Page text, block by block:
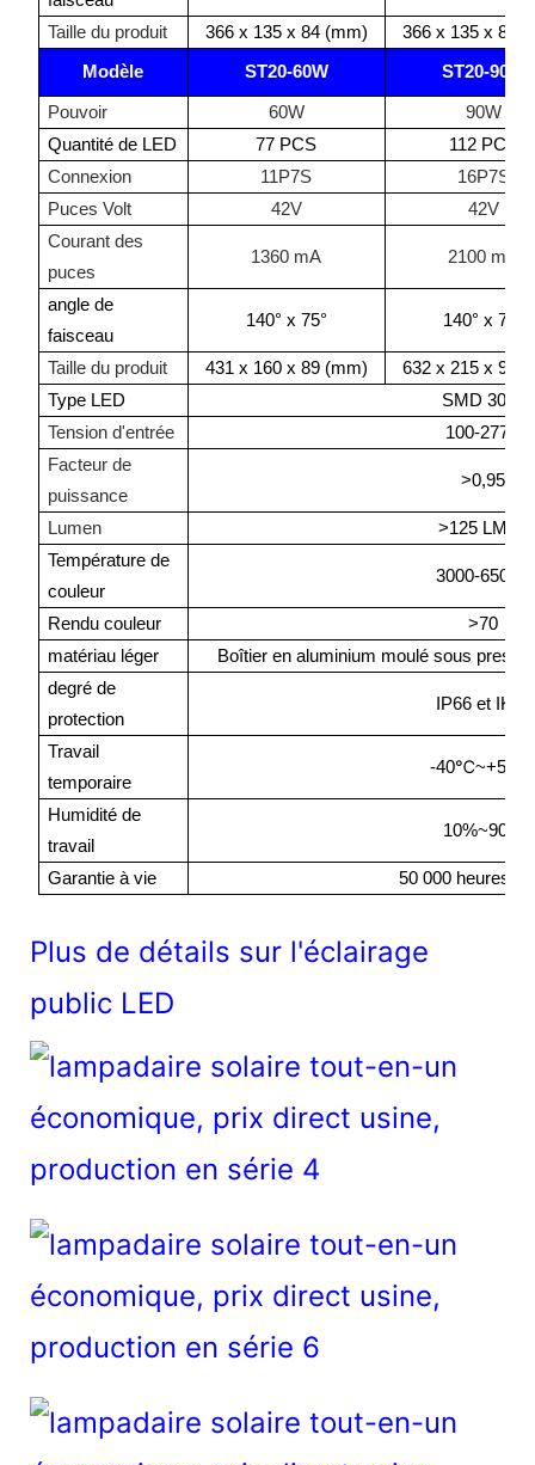
Taille du produit
366 x 135 x 84 (mm) 366 x 135 x 89
Modèle ST20-60W ST20-90W
Pouvoir 60W
90W
Quantité de LED
77 PCS
112 PCS
Connexion
11P7S
16P7S
Puces Volt
42V
42V
Courant des
puces
1360 mA 2100 mA
angle de
faisceau
140° x 75° 140° x 75°
Taille du produit 431 x 160 x 89 (mm)
632 x 215 x 90
Type LED
SMD 3030
Tension d'entrée
100-277V
Facteur de
puissance
>0,95
Lumen
>125 LM/W
Température de
couleur
3000-6500K
Rendu couleur
>70
matériau léger
Boîtier en aluminium moulé sous
degré de
protection
IP66 et IK10
Travail
temporaire
-40℃~+50
Humidité de
travail
10%~90%
Garantie à vie 50 000 heures /
Plus de détails sur l'éclairage
public LED